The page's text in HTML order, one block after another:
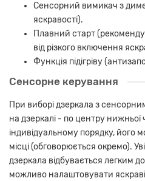
Сенсорний вимикач з
яскравості).
Плавний старт
від різкого включення
Функція підігріву
Сенсорне керування
При виборі дзеркала з
на дзеркалі - по центру
індивідуальному порядку, його
місці (обговорюється окремо).
дзеркала відбувається легким
можливо налаштовувати